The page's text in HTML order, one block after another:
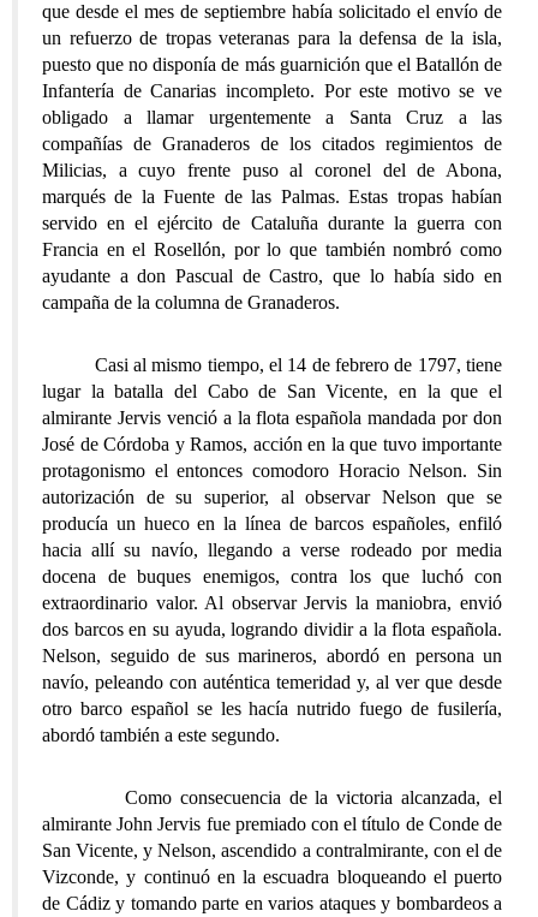
que desde el mes de septiembre había solicitado el envío de
un refuerzo de tropas veteranas para la defensa de la isla,
puesto que no disponía de más guarnición que el Batallón de
Infantería de Canarias incompleto. Por este motivo se ve
obligado a llamar urgentemente a Santa Cruz a las
compañías de Granaderos de los citados regimientos de
Milicias, a cuyo frente puso al coronel del de Abona,
marqués de la Fuente de las Palmas. Estas tropas habían
servido en el ejército de Cataluña durante la guerra con
Francia en el Rosellón, por lo que también nombró como
ayudante a don Pascual de Castro, que lo había sido en
campaña de la columna de Granaderos.
Casi al mismo tiempo, el 14 de febrero de 1797, tiene
lugar la batalla del Cabo de San Vicente, en la que el
almirante Jervis venció a la flota española mandada por don
José de Córdoba y Ramos, acción en la que tuvo importante
protagonismo el entonces comodoro Horacio Nelson. Sin
autorización de su superior, al observar Nelson que se
producía un hueco en la línea de barcos españoles, enfiló
hacia allí su navío, llegando a verse rodeado por media
docena de buques enemigos, contra los que luchó con
extraordinario valor. Al observar Jervis la maniobra, envió
dos barcos en su ayuda, logrando dividir a la flota española.
Nelson, seguido de sus marineros, abordó en persona un
navío, peleando con auténtica temeridad y, al ver que desde
otro barco español se les hacía nutrido fuego de fusilería,
abordó también a este segundo.
Como consecuencia de la victoria alcanzada, el
almirante John Jervis fue premiado con el título de Conde de
San Vicente, y Nelson, ascendido a contralmirante, con el de
Vizconde, y continuó en la escuadra bloqueando el puerto
de Cádiz y tomando parte en varios ataques y bombardeos a